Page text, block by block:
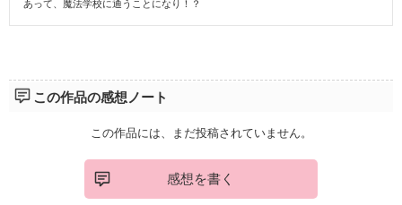
あって、魔法学校に通うことになり！？
この作品の感想ノート
この作品には、まだ投稿されていません。
感想を書く